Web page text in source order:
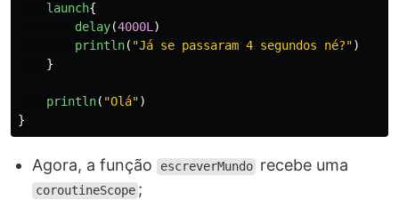
launch{
delay(4000L)
println( "Já se passaram 4 segundos né?")
}
println( "Olá")
}
Agora, a função escreverMundo recebe uma
coroutineScope ;